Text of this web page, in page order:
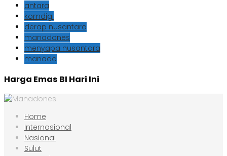
antara
komdigi
derap nusantara
manadones
menyapa nusantara
manado
Harga Emas BI Hari Ini
Home
Internasional
Nasional
Sulut